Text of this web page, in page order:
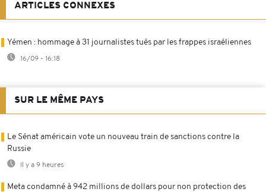
ARTICLES CONNEXES
Yémen : hommage à 31 journalistes tués par les frappes israéliennes
16/09 - 16:18
SUR LE MÊME PAYS
Le Sénat américain vote un nouveau train de sanctions contre la
Russie
Il y a 9 heures
Meta condamné à 942 millions de dollars pour non protection des